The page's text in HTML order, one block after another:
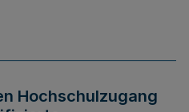
Hochschulzugang